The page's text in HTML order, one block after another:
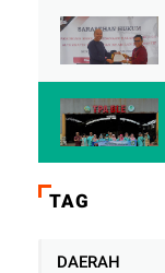
TAG
DAERAH